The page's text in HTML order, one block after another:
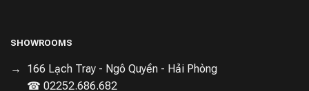
SHOWROOMS
166 Lạch Tray - Ngô Quyền - Hải Phòng
☎ 02252.686.682